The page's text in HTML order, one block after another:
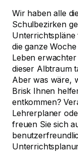
Wir haben alle
Schulbezirken
Unterrichtspläne
die ganze
Leben
dieser Albtraum
Aber was wäre,
Brisk Ihnen
entkommen?
Lehrerplaner
freuen Sie sich